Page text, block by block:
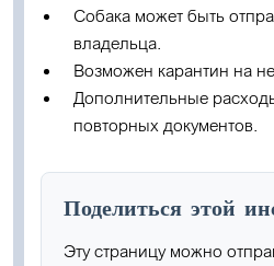
Собака может быть
владельца.
Возможен карантин на
Дополнительные
повторных документов.
Поделиться этой
Эту страницу можно